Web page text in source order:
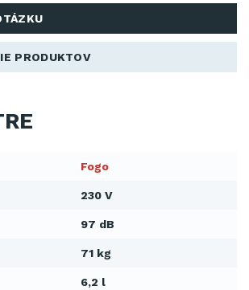
PRODUKTOV
Fogo
230 V
97 dB
71 kg
6,2 l